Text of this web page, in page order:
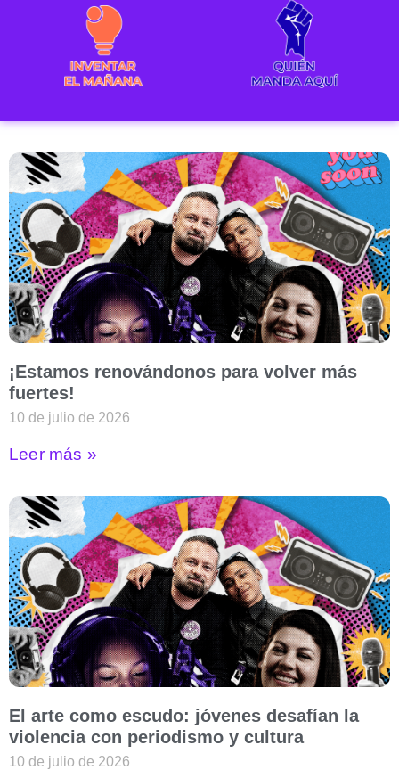
¡Estamos renovándonos para volver más
fuertes!
10 de julio de 2026
Leer más »
El arte como escudo: jóvenes desafían la
violencia con periodismo y cultura
10 de julio de 2026